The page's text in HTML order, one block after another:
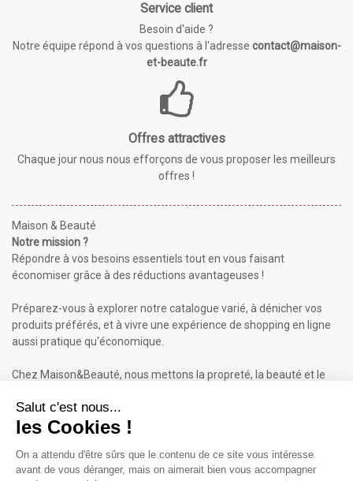
Service client
Besoin d'aide ?
Notre équipe répond à vos questions à l'adresse contact@maison-
et-beaute.fr
Offres attractives
Chaque jour nous nous efforçons de vous proposer les meilleurs
offres !
Maison & Beauté
Notre mission ?
Répondre à vos besoins essentiels tout en vous faisant
économiser grâce à des réductions avantageuses !
Préparez-vous à explorer notre catalogue varié, à dénicher vos
produits préférés, et à vivre une expérience de shopping en ligne
aussi pratique qu'économique.
Chez Maison&Beauté, nous mettons la propreté, la beauté et le
Maison & Beauté : Informations
À propos de nous
Conditions générales de vente (CGV)
Plan du site